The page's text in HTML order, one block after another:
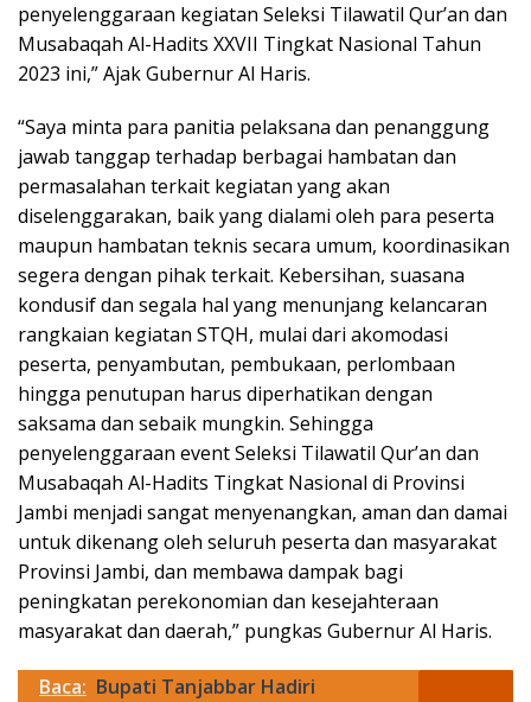
penyelenggaraan kegiatan Seleksi Tilawatil Qur’an dan
Musabaqah Al-Hadits XXVII Tingkat Nasional Tahun
2023 ini,” Ajak Gubernur Al Haris.
“Saya minta para panitia pelaksana dan penanggung
jawab tanggap terhadap berbagai hambatan dan
permasalahan terkait kegiatan yang akan
diselenggarakan, baik yang dialami oleh para peserta
maupun hambatan teknis secara umum, koordinasikan
segera dengan pihak terkait. Kebersihan, suasana
kondusif dan segala hal yang menunjang kelancaran
rangkaian kegiatan STQH, mulai dari akomodasi
peserta, penyambutan, pembukaan, perlombaan
hingga penutupan harus diperhatikan dengan
saksama dan sebaik mungkin. Sehingga
penyelenggaraan event Seleksi Tilawatil Qur’an dan
Musabaqah Al-Hadits Tingkat Nasional di Provinsi
Jambi menjadi sangat menyenangkan, aman dan damai
untuk dikenang oleh seluruh peserta dan masyarakat
Provinsi Jambi, dan membawa dampak bagi
peningkatan perekonomian dan kesejahteraan
masyarakat dan daerah,” pungkas Gubernur Al Haris.
Baca: Bupati Tanjabbar Hadiri